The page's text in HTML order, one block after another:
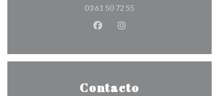
03 61 50 72 55
Facebook ((abre en una nueva
Instagram ((abre en una
Contacto